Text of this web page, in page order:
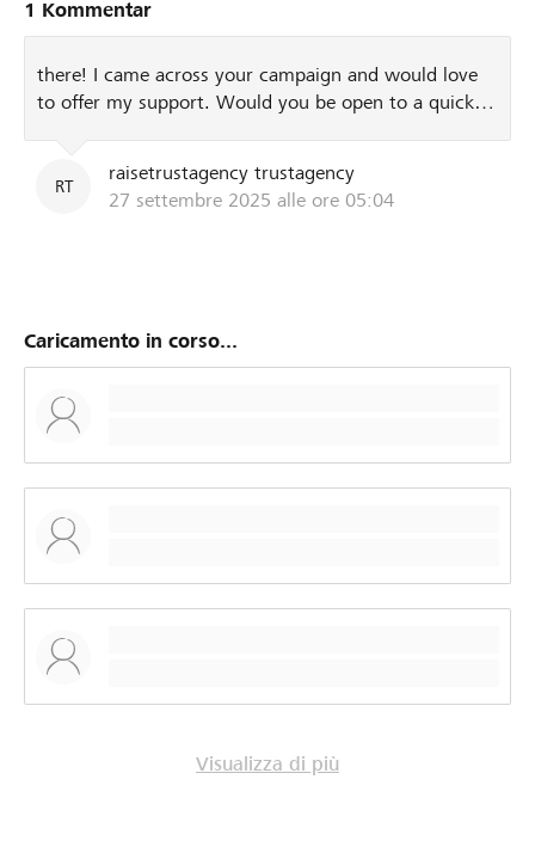
1 Kommentar
there! I came across your campaign and would love
to offer my support. Would you be open to a quick
RT
raisetrustagency trustagency
27 settembre 2025 alle ore 05:04
Caricamento in corso...
Visualizza di più